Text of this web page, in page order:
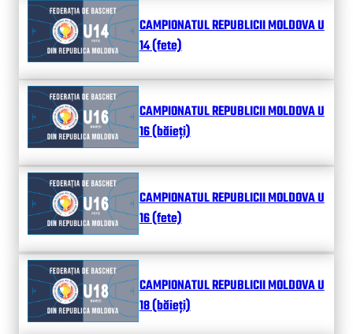
CAMPIONATUL REPUBLICII MOLDOVA U
14 (fete)
CAMPIONATUL REPUBLICII MOLDOVA U
16 (băieți)
CAMPIONATUL REPUBLICII MOLDOVA U
16 (fete)
CAMPIONATUL REPUBLICII MOLDOVA U
18 (băieți)